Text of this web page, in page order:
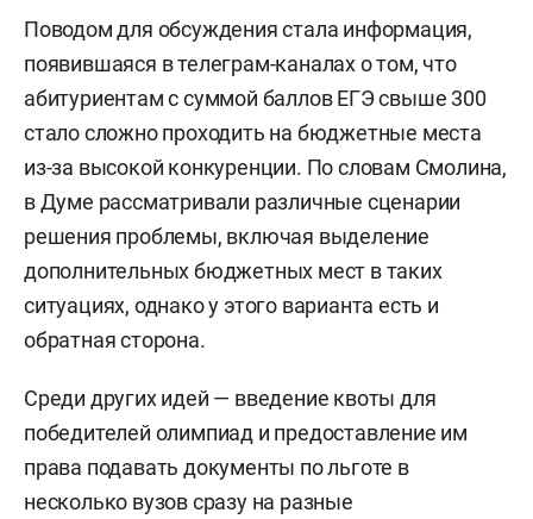
Поводом для обсуждения стала информация,
появившаяся в телеграм-каналах о том, что
абитуриентам с суммой баллов ЕГЭ свыше 300
стало сложно проходить на бюджетные места
из-за высокой конкуренции. По словам Смолина,
в Думе рассматривали различные сценарии
решения проблемы, включая выделение
дополнительных бюджетных мест в таких
ситуациях, однако у этого варианта есть и
обратная сторона.
Среди других идей — введение квоты для
победителей олимпиад и предоставление им
права подавать документы по льготе в
несколько вузов сразу на разные